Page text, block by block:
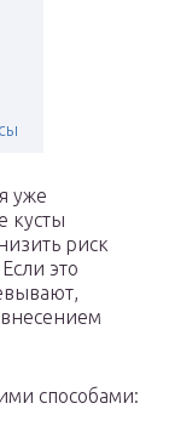
уже
кусты
риск
это
способами: